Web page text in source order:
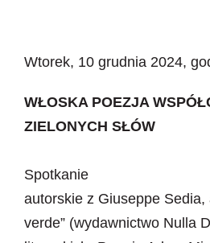
Wtorek, 10 grudnia 2024,
WŁOSKA POEZJA
ZIELONYCH SŁÓW
Spotkanie
autorskie z Giuseppe
verde” (wydawnictwo Nulla